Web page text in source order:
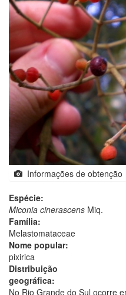
Informações de obtenção
Espécie:
Miconia cinerascens Miq.
Família:
Melastomataceae
Nome popular:
pixirica
Distribuição
geográfica:
No Rio Grande do Sul ocorre